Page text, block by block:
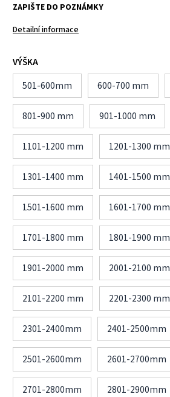
ZAPIŠTE DO POZNÁMKY
Detailní informace
VÝŠKA
501-600mm
600-700 mm
801-900 mm 901-1000 mm
1101-1200 mm 1201-1300 mm
1301-1400 mm 1401-1500 mm
1501-1600 mm 1601-1700 mm
1701-1800 mm 1801-1900 mm
1901-2000 mm 2001-2100 mm
2101-2200 mm 2201-2300 mm
2301-2400mm 2401-2500mm
2501-2600mm 2601-2700mm
2701-2800mm 2801-2900mm